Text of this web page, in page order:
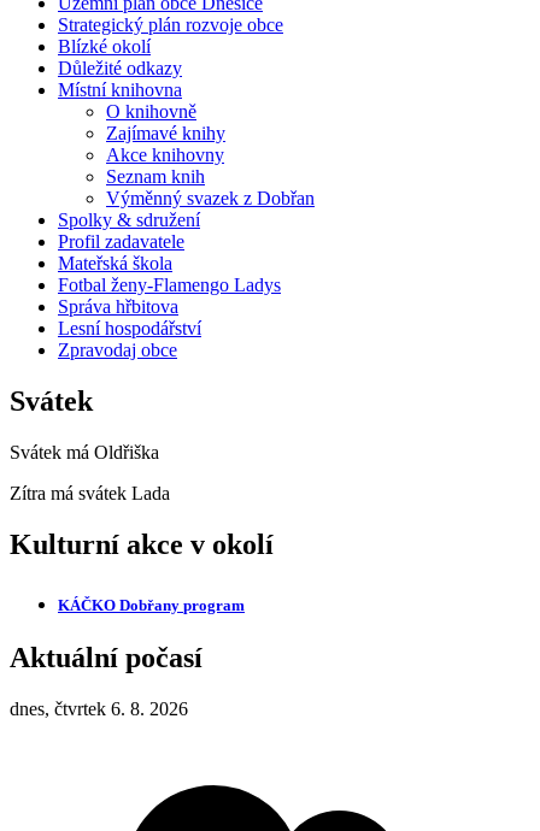
Strategický plán rozvoje obce
Blízké okolí
Důležité odkazy
Místní knihovna
O knihovně
Zajímavé knihy
Akce knihovny
Seznam knih
Výměnný svazek z Dobřan
Spolky & sdružení
Profil zadavatele
Mateřská škola
Fotbal ženy-Flamengo Ladys
Správa hřbitova
Lesní hospodářství
Zpravodaj obce
Svátek
Svátek má Oldřiška
Zítra má svátek Lada
Kulturní akce v okolí
KÁČKO Dobřany program
Aktuální počasí
dnes, čtvrtek 6. 8. 2026